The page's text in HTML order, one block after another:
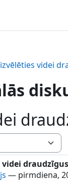
videi
— pirmdiena,